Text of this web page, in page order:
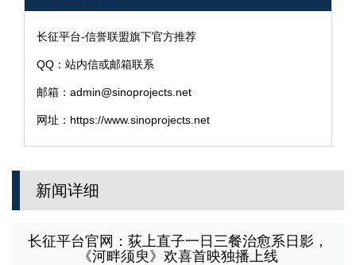
长征平台-信誉联盟旗下官方推荐
QQ：站内信或邮箱联系
邮箱：admin@sinoprojects.net
网址：https://www.sinoprojects.net
新闻详细
长征平台官网：荻上直子一日三餐治愈系日影，
《河畔须臾》欢喜首映独播上线